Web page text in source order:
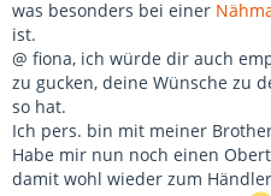
was besonders bei einer
ist.
@ fiona, ich würde dir auch
zu gucken, deine Wünsche zu
so hat.
Ich pers. bin mit meiner
Habe mir nun noch einen
damit wohl wieder zum